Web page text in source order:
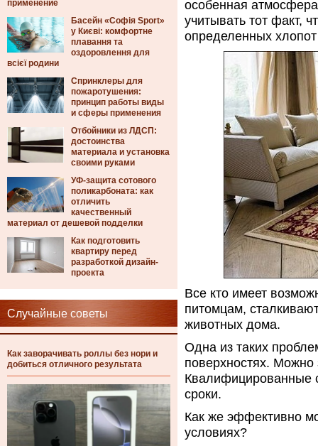
применение
Басейн «Софія Sport»
у Києві: комфортне
плавання та
оздоровлення для
всієї родини
Спринклеры для
пожаротушения:
принцип работы виды
и сферы применения
Отбойники из ЛДСП:
достоинства
материала и установка
своими руками
УФ-защита сотового
поликарбоната: как
отличить
качественный
материал от дешевой подделки
Как подготовить
квартиру перед
разработкой дизайн-
проекта
Случайные советы
Как заворачивать роллы без нори и
добиться отличного результата
особенная
учитывать тот факт,
определенных хлопот
Все кто имеет
питомцам,
животных дома.
Одна из таких
поверхностях. Можно
Квалифицированные
сроки.
Как же эффективно
условиях?